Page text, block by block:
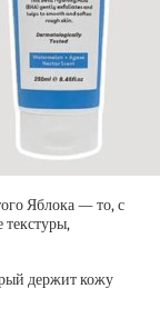
Яблока — то, с
держит кожу